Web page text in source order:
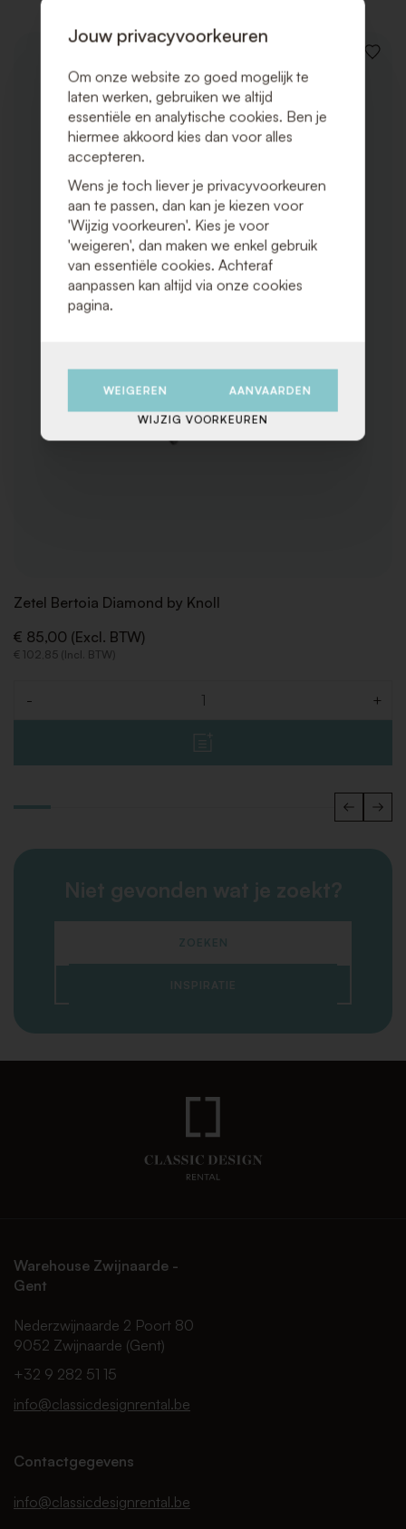
VOEG
Zetel Bertoia Diamond by Knoll
€ 85,00 (Excl. BTW)
€ 102,85 (Incl. BTW)
- +
Niet gevonden wat je zoekt?
ZOEKEN
INSPIRATIE
Warehouse Zwijnaarde -
Gent
Nederzwijnaarde 2 Poort 80
9052 Zwijnaarde (Gent)
+32 9 282 51 15
info@classicdesignrental.be
Contactgegevens
info@classicdesignrental.be
Jouw privacyvoorkeuren
Om onze website zo goed mogelijk te
laten werken, gebruiken we altijd
essentiële en analytische cookies. Ben je
hiermee akkoord kies dan voor alles
accepteren.
Wens je toch liever je privacyvoorkeuren
aan te passen, dan kan je kiezen voor
'Wijzig voorkeuren'. Kies je voor
'weigeren', dan maken we enkel gebruik
van essentiële cookies. Achteraf
aanpassen kan altijd via onze cookies
pagina.
WEIGEREN AANVAARDEN
WIJZIG VOORKEUREN